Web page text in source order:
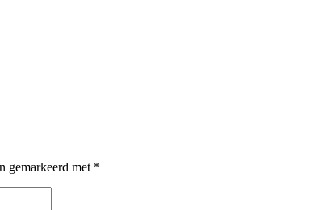
gemarkeerd met *